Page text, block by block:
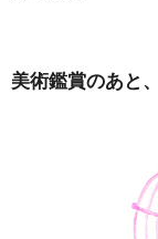
美術鑑賞のあと